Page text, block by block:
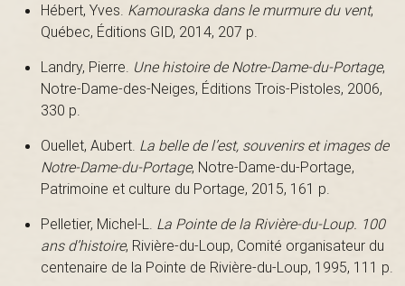
Hébert, Yves. Kamouraska dans le murmure du vent,
Québec, Éditions GID, 2014, 207 p.
Landry, Pierre. Une histoire de Notre-Dame-du-Portage,
Notre-Dame-des-Neiges, Éditions Trois-Pistoles, 2006,
330 p.
Ouellet, Aubert. La belle de l’est, souvenirs et images de
Notre-Dame-du-Portage, Notre-Dame-du-Portage,
Patrimoine et culture du Portage, 2015, 161 p.
Pelletier, Michel-L. La Pointe de la Rivière-du-Loup. 100
ans d’histoire, Rivière-du-Loup, Comité organisateur du
centenaire de la Pointe de Rivière-du-Loup, 1995, 111 p.